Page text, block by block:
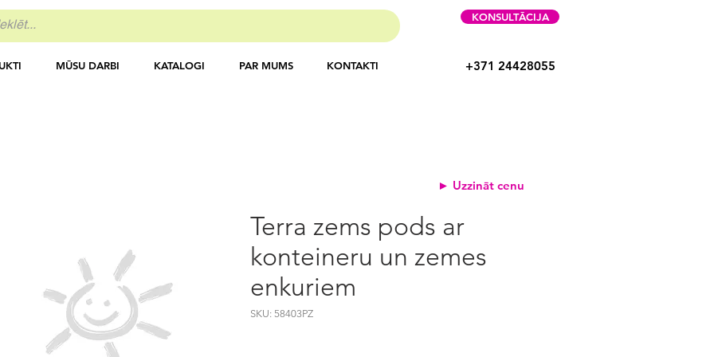
MŪSU DARBI KATALOGI PAR MUMS KONTAKTI
KONSULTĀCIJA
+371 24428055
Terra zems pods ar
konteineru un zemes
enkuriem
SKU: 58403PZ
► Uzzināt cenu